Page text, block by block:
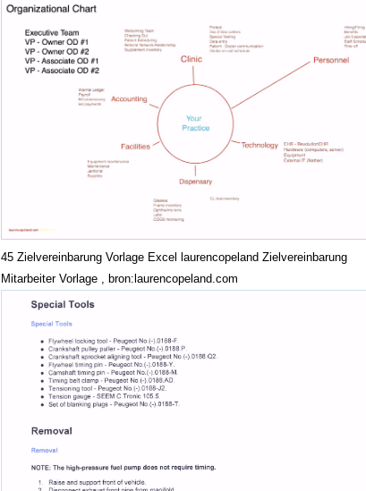
45 Zielvereinbarung Vorlage Excel laurencopeland Zielvereinbarung
Mitarbeiter Vorlage , bron:laurencopeland.com